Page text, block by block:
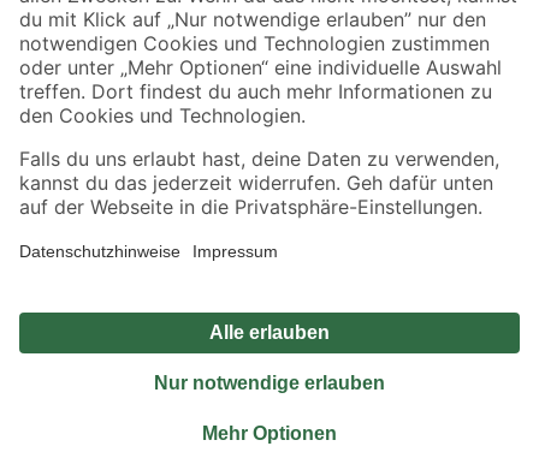
Jetzt die toom-App herunterladen
Alle Preisangaben in EUR inkl. gesetzl. MwSt.. Die dargestellten Angebote sind unter
Umständen nicht in allen Märkten verfügbar. Die angegebenen Verfügbarkeiten beziehen
Produkte nur solange der Vorrat reicht.
*Paketversand ab 59 € versandkostenfrei, gilt nicht für Artikel mit Speditionsversand, hier
Privatsphäre Impressum
Nutzungsbedingungen
Widerrufsrecht
Vertrag widerrufen
© 2026 toom Baumarkt GmbH